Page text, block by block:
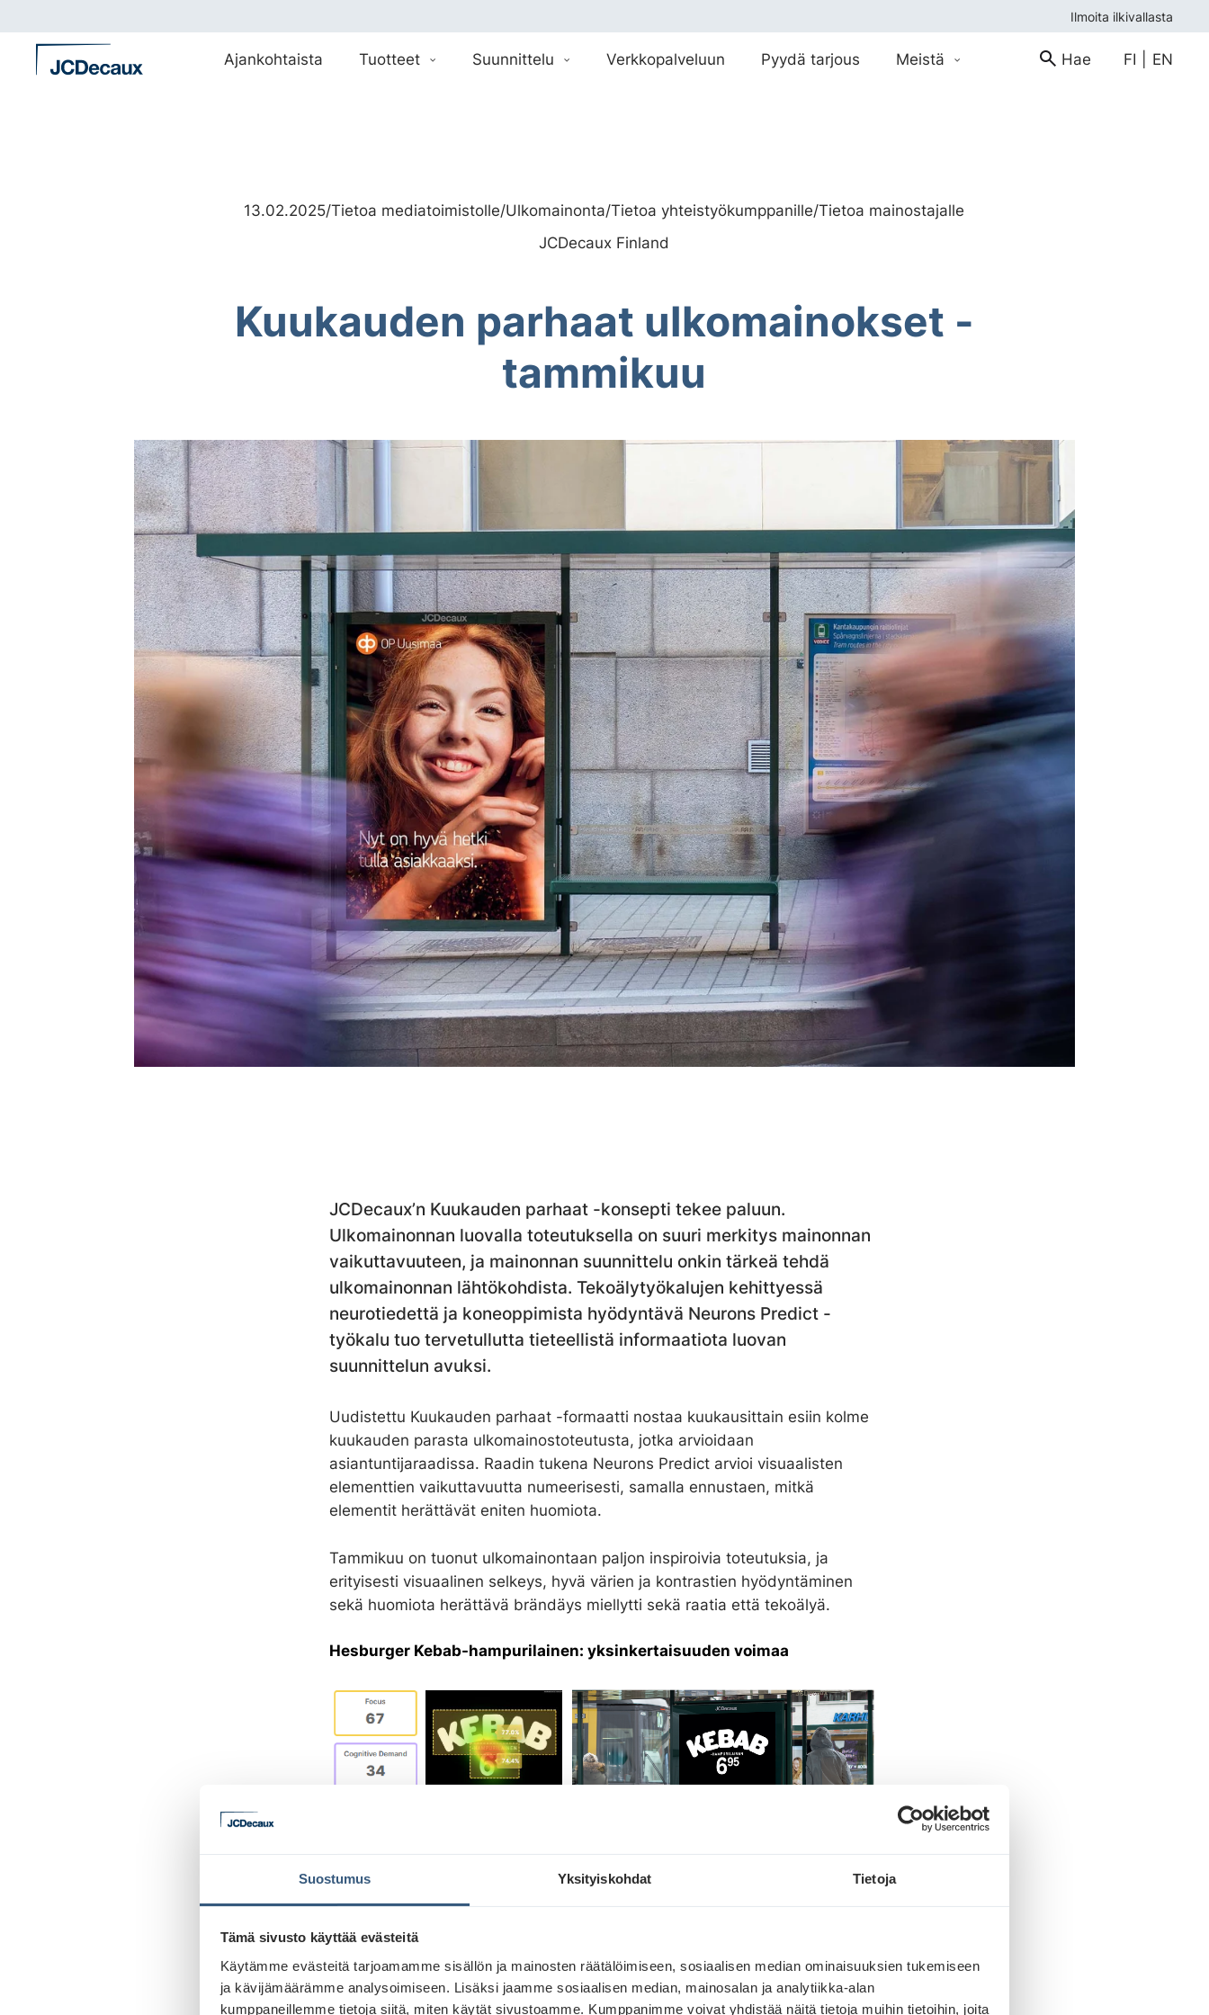
Suostumus Yksityiskohdat Tietoja
Tämä sivusto käyttää evästeitä
Käytämme evästeitä tarjoamamme sisällön ja mainosten räätälöimiseen, sosiaalisen median ominaisuuksien tukemiseen
ja kävijämäärämme analysoimiseen. Lisäksi jaamme sosiaalisen median, mainosalan ja analytiikka-alan
kumppaneillemme tietoja siitä, miten käytät sivustoamme. Kumppanimme voivat yhdistää näitä tietoja muihin tietoihin, joita
suoraan
sisältöön
Ilmoita ilkivallasta
Ajankohtaista Tuotteet Suunnittelu Verkkopalveluun Pyydä tarjous Meistä Hae FI EN
13.02.2025/Tietoa mediatoimistolle/Ulkomainonta/Tietoa yhteistyökumppanille/Tietoa mainostajalle
JCDecaux Finland
Kuukauden parhaat ulkomainokset -
tammikuu
JCDecaux’n Kuukauden parhaat -konsepti tekee paluun.
Ulkomainonnan luovalla toteutuksella on suuri merkitys mainonnan
vaikuttavuuteen, ja mainonnan suunnittelu onkin tärkeä tehdä
ulkomainonnan lähtökohdista. Tekoälytyökalujen kehittyessä
neurotiedettä ja koneoppimista hyödyntävä Neurons Predict -
työkalu tuo tervetullutta tieteellistä informaatiota luovan
suunnittelun avuksi.
Uudistettu Kuukauden parhaat -formaatti nostaa kuukausittain esiin kolme
kuukauden parasta ulkomainostoteutusta, jotka arvioidaan
asiantuntijaraadissa. Raadin tukena Neurons Predict arvioi visuaalisten
elementtien vaikuttavuutta numeerisesti, samalla ennustaen, mitkä
elementit herättävät eniten huomiota.
Tammikuu on tuonut ulkomainontaan paljon inspiroivia toteutuksia, ja
erityisesti visuaalinen selkeys, hyvä värien ja kontrastien hyödyntäminen
sekä huomiota herättävä brändäys miellytti sekä raatia että tekoälyä.
Hesburger Kebab-hampurilainen: yksinkertaisuuden voimaa
Hesburgerin Kebab-hampurilaisen mainos on täydellinen esimerkki
elementit mustaa taustaa vasten, mikä luo voimakkaan kontrastin
varmistaen viestin nopean sisäistämisen. Lyhyt copy tarkentaa, mistä